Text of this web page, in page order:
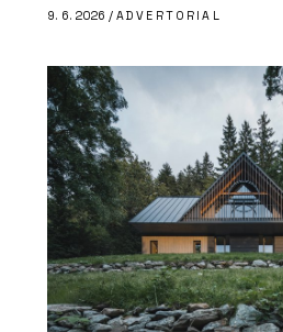
9. 6. 2026 / ADVERTORIAL